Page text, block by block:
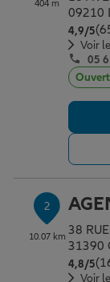
Assurance
Prévoyance
Assurance
Protection
Protection
Épargne &
Plan
Assurance vie
Placements
Vos projets
Partir en
Déménager
Changer de
Conseil assurance
Outre-mer
Assurance
Professionnels
404 m
09210
4,9/5
Voir
05
Ouvert
2
10.07 km 38
31390
4,8/5
Voir